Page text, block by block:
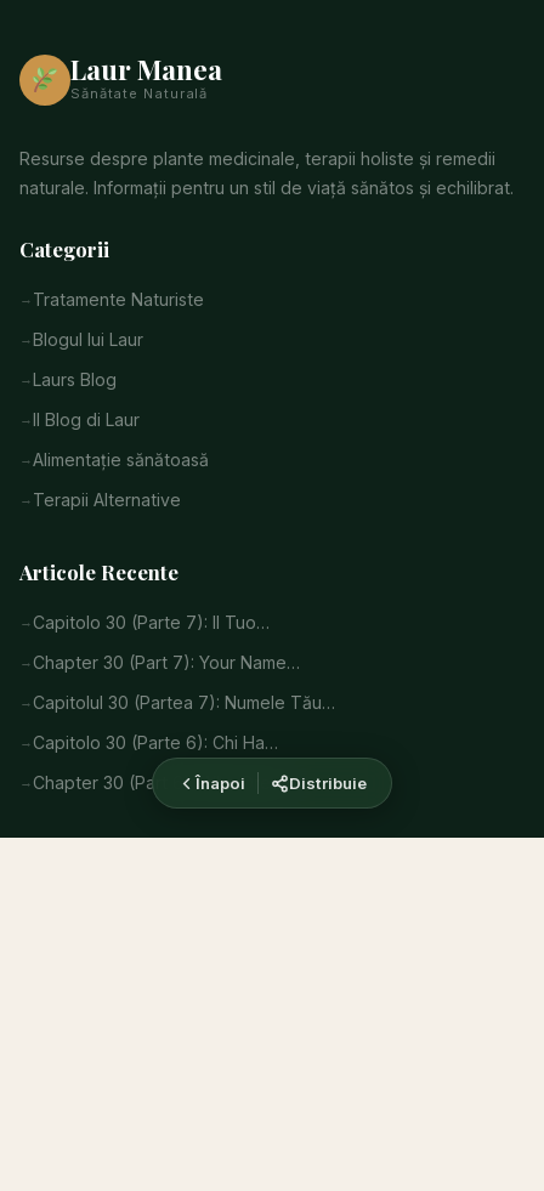
Înapoi Distribuie
Laur Manea
Sănătate Naturală
Resurse despre plante medicinale, terapii holiste și remedii
naturale. Informații pentru un stil de viață sănătos și echilibrat.
Categorii
Tratamente Naturiste
Blogul lui Laur
Laurs Blog
Il Blog di Laur
Alimentație sănătoasă
Terapii Alternative
Articole Recente
Capitolo 30 (Parte 7): Il Tuo…
Chapter 30 (Part 7): Your Name…
Capitolul 30 (Partea 7): Numele Tău…
Capitolo 30 (Parte 6): Chi Ha…
Chapter 30 (Part 6): Who Drew…